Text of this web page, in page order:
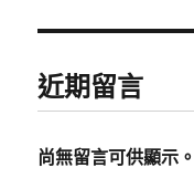
近期留言
尚無留言可供顯示。